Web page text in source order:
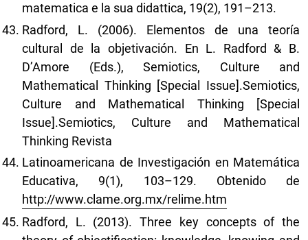
matematica e la sua didattica, 19(2), 191–213.
Radford, L. (2006). Elementos de una teoría
cultural de la objetivación. En L. Radford & B.
D’Amore (Eds.), Semiotics, Culture and
Mathematical Thinking [Special Issue].Semiotics,
Culture and Mathematical Thinking [Special
Issue].Semiotics, Culture and Mathematical
Thinking Revista
Latinoamericana de Investigación en Matemática
Educativa, 9(1), 103–129. Obtenido de
http://www.clame.org.mx/relime.htm
Radford, L. (2013). Three key concepts of the